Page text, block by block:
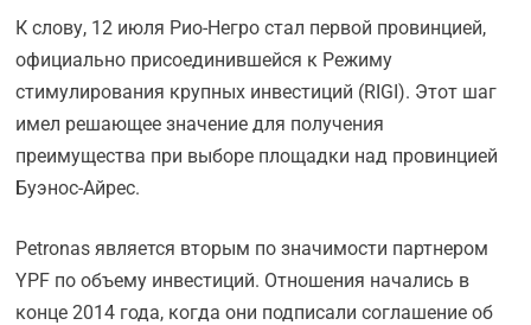
К слову, 12 июля Рио-Негро стал первой провинцией,
официально присоединившейся к Режиму
стимулирования крупных инвестиций (RIGI). Этот шаг
имел решающее значение для получения
преимущества при выборе площадки над провинцией
Буэнос-Айрес.
Petronas является вторым по значимости партнером
YPF по объему инвестиций. Отношения начались в
конце 2014 года, когда они подписали соглашение об